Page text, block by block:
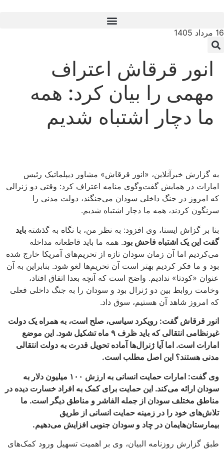
16 مرداد 1405
انور قرقاش اعتراف
مهمی را بیان کرد: همه
ما دچار اشتباه شدیم
به گزارش خبرآنلاین، «انور قرقاش» مشاور دیپلماتیک رئیس
امارات در همایش گفت‌وگوی منامه اعتراف کرد: وقتی دو ژنرالی
که امروز در جنگ داخلی سودان می‌جنگند، دولت مدنی را
سرنگون کردند، همه ما دچار اشتباه شدیم.
بنا بر گزاش ایسنا، وی افزود: به نظر من، با نگاه به گذشته باید
گفت این یک اشتباه فاحش بود. همه ما باید قاطعانه مداخله
می‌کردیم اما آن زمان سودان تازه از تحریم‌های آمریکا خارج شده
بود و ما فکر کردیم بهتر است آن تحریم‌ها لغو شود. بنابراین به آن
عنوان «کودتا» ندادیم. واضح است که آنچه بعدا اتفاق افتاد،
وخامت روابط بین دو ژنرال بود و سودان را به جنگ داخلی فعلی
که امروز شاهد آن هستیم، سوق داد.
انور قرقاش گفت: رویکرد سیاسی، صلح است، به همراه یک دولت
غیرنظامی انتقالی که باید ظرف ۹ ماه تشکیل شود. این موضع
امارات است. اما آیا ژنرال‌ها آماده تحویل قدرت به دولت انتقالی
مدنی هستند؟ این اصل مطلب است.
وی گفت: امارات حمایت انسانی به ارزش ۱۰۰ میلیون دلار به
سودان ارائه می‌کند. این حمایت برای کمک به افراد خسارت دیده در
مناطق مختلف سودان از جمله الفاشر و مناطق دیگر است. ما
تلاش‌های خود را در زمینه حمایت انسانی از طریق
بیمارستان‌هایمان در چاد و سودان جنوبی افزایش می‌دهیم.
طبق گزارش روزنامه البیان، وی بر اهمیت تسهیل ورود کمک‌های